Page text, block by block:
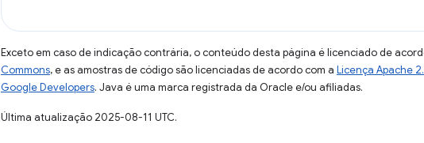
Exceto em caso de indicação contrária, o conteúdo desta página é licenciado de
Commons, e as amostras de código são licenciadas de acordo com a Licença Apache
Google Developers. Java é uma marca registrada da Oracle e/ou afiliadas.
Última atualização 2025-08-11 UTC.